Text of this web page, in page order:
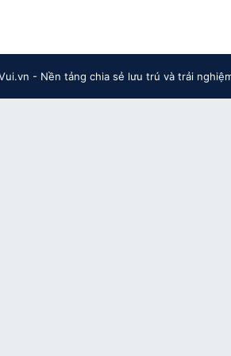
- Nền tảng chia sẻ lưu trú và trải